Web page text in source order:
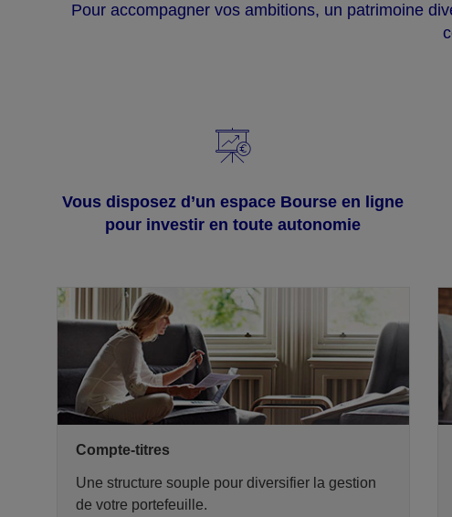
Pour accompagner vos ambitions, un patrimoine
Vous disposez d’un espace Bourse en ligne
pour investir en toute autonomie
Compte-titres
Une structure souple pour diversifier la gestion
de votre portefeuille.